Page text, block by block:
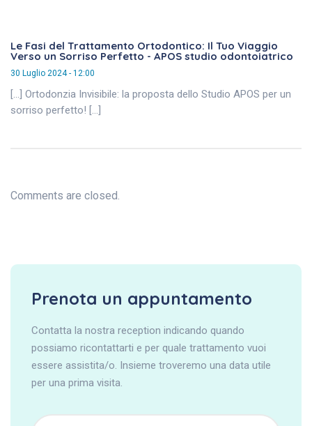
Le Fasi del Trattamento Ortodontico: Il Tuo Viaggio
Verso un Sorriso Perfetto - APOS studio odontoiatrico
30 Luglio 2024 - 12:00
[…] Ortodonzia Invisibile: la proposta dello Studio APOS per un
sorriso perfetto! […]
Comments are closed.
Prenota un appuntamento
Contatta la nostra reception indicando quando
possiamo ricontattarti e per quale trattamento vuoi
essere assistita/o. Insieme troveremo una data utile
per una prima visita.